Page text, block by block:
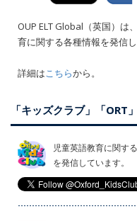
OUP ELT Global（英国）は
育に関する各種情報を発信し
詳細は こちらから。
「キッズクラブ」「
児童英語教育に関す
を発信しています。